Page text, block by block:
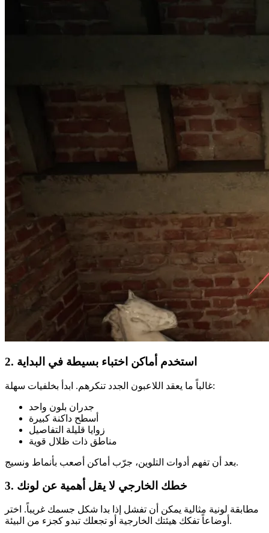
2. استخدم أماكن اختباء بسيطة في البداية
غالباً ما يعقد اللاعبون الجدد تنكرهم. ابدأ بخلفيات سهلة:
جدران بلون واحد
أسطح داكنة كبيرة
زوايا قليلة التفاصيل
مناطق ذات ظلال قوية
بعد أن تفهم أدوات التلوين، جرّب أماكن أصعب بأنماط ونسيج.
3. خطك الخارجي لا يقل أهمية عن لونك
مطابقة لونية مثالية يمكن أن تفشل إذا بدا شكل جسمك غريباً. اختر
أوضاعاً تفكك هيئتك الخارجية أو تجعلك تبدو كجزء من البيئة.